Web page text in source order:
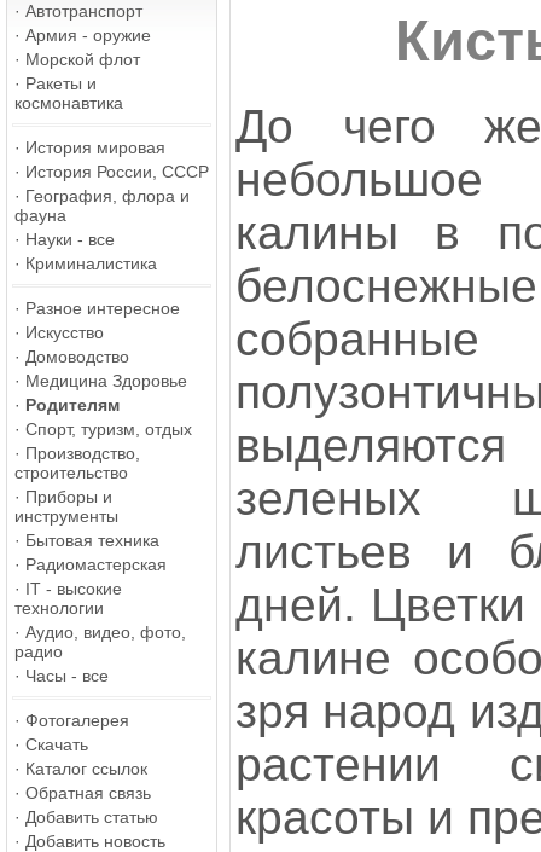
· Автотранспорт
· Армия - оружие
· Морской флот
· Ракеты и
космонавтика
· История мировая
· История России, СССР
· География, флора и
фауна
· Науки - все
· Криминалистика
· Разное интересное
· Искусство
· Домоводство
· Медицина Здоровье
· Родителям
· Спорт, туризм, отдых
· Производство,
строительство
· Приборы и
инструменты
· Бытовая техника
· Радиомастерская
· IT - высокие
технологии
· Аудио, видео, фото,
радио
· Часы - все
· Фотогалерея
· Скачать
· Каталог ссылок
· Обратная связь
· Добавить статью
· Добавить новость
До чего же
небольшое
калины в
зеленых
листьев и
дней.
калине
зря народ
растении
красоты и